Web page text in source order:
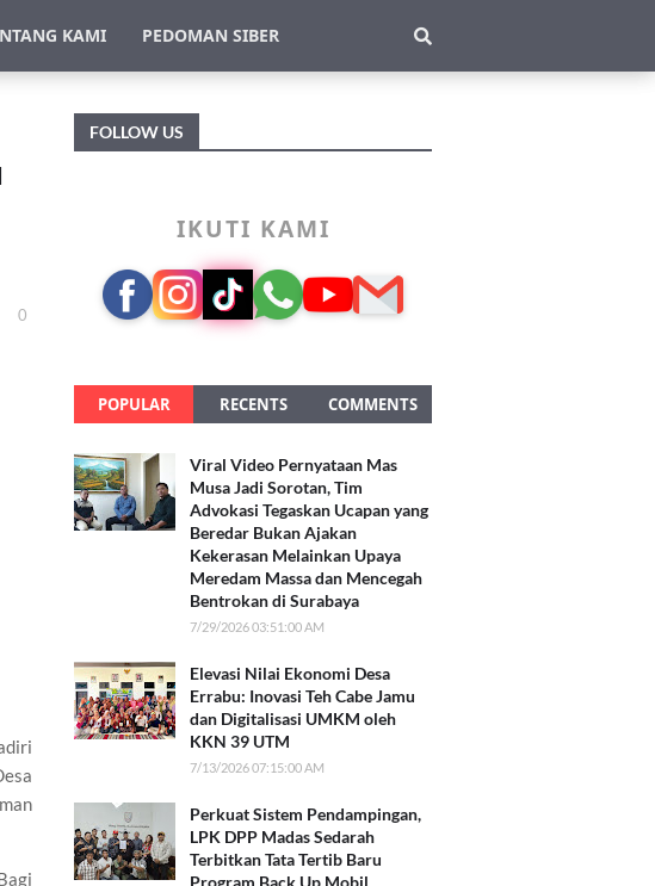
KAMI PEDOMAN SIBER
0
FOLLOW US
IKUTI KAMI
POPULAR RECENTS COMMENTS
Viral Video Pernyataan Mas
Musa Jadi Sorotan, Tim
Advokasi Tegaskan Ucapan yang
Beredar Bukan Ajakan
Kekerasan Melainkan Upaya
Meredam Massa dan Mencegah
Bentrokan di Surabaya
7/29/2026 03:51:00 AM
Elevasi Nilai Ekonomi Desa
Errabu: Inovasi Teh Cabe Jamu
dan Digitalisasi UMKM oleh
KKN 39 UTM
7/13/2026 07:15:00 AM
Perkuat Sistem Pendampingan,
LPK DPP Madas Sedarah
Terbitkan Tata Tertib Baru
Program Back Up Mobil